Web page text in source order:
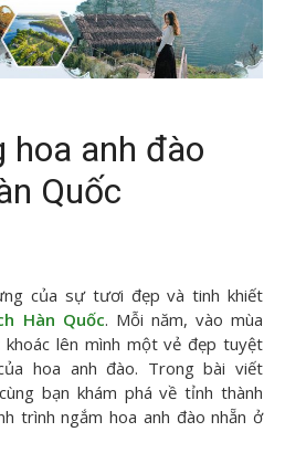
hoa anh đào
Quốc
của sự tươi đẹp và tinh khiết
Hàn Quốc. Mỗi năm, vào mùa
khoác lên mình một vẻ đẹp tuyệt
hoa anh đào. Trong bài viết
bạn khám phá về tỉnh thành
trình ngắm hoa anh đào nhẵn ở